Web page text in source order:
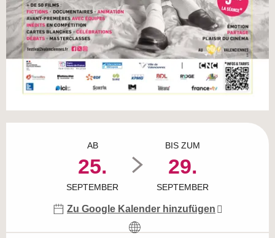
AB
25.
SEPTEMBER
BIS ZUM
29.
SEPTEMBER
Zu Google Kalender hinzufügen